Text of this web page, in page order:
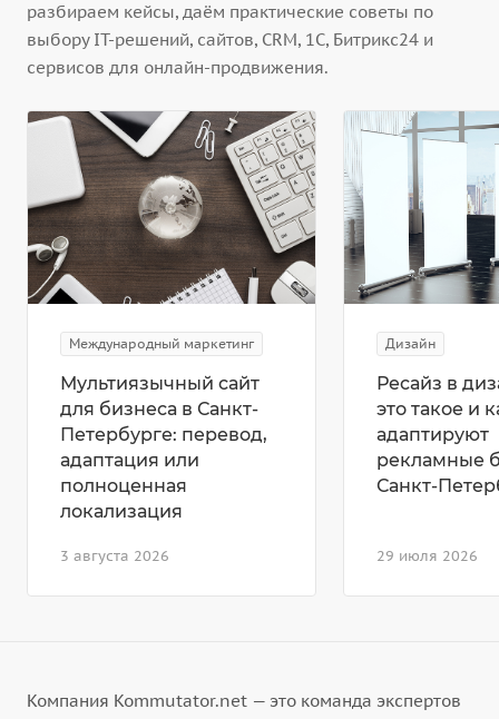
разбираем кейсы, даём практические советы по
выбору IT-решений, сайтов, CRM, 1С, Битрикс24 и
сервисов для онлайн-продвижения.
Международный маркетинг
3 августа 2026
Мультиязычный сайт
для бизнеса в Санкт-
Петербурге: перевод,
адаптация или
полноценная
локализация
Дизайн
29 июля 2026
Ресайз в
это такое и
адаптируют
рекламные
Санкт-
Компания Kommutator.net — это команда экспертов